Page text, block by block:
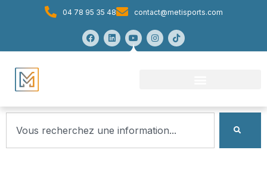
04 78 95 35 48 contact@metisports.com